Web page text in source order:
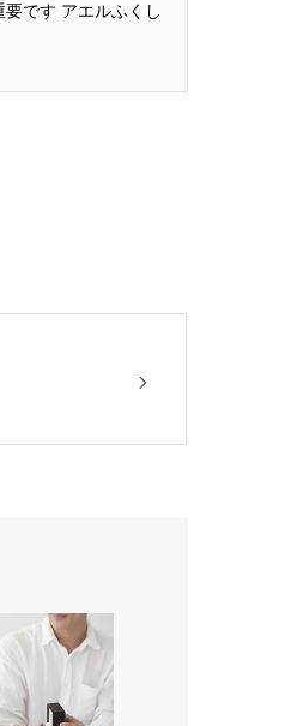
です アエルふくし